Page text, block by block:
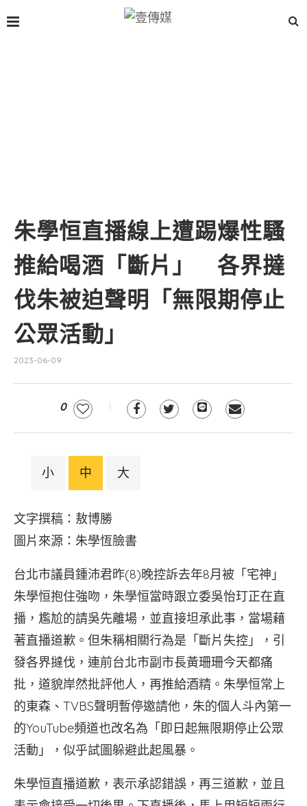
朱學恒直播線上遭踢爆性騷
推給喝酒「斷片」 各界撻
伐朱被迫聲明「無限期停止
公眾活動」
2023-06-09
0
小 中 大
文字撰稿：敖博勝
圖片來源：朱學恆臉書
台北市議員鍾沛君昨(8)晚控訴去年8月被「宅神」
朱學恒抱住強吻，朱學恒當時跟立委吳怡玎正在直
播，尷尬的請吳先離場，並直接坦承此事，當場藉
著直播道歉。但朱稱相關行為是「斷片失控」，引
發各界撻伐，連前台北市副市長黃珊珊今天都痛
批，道貌岸然批評他人，再推給酒精。朱學恒常上
的東森、TVBS聲明暫停邀請他，朱的個人斗內第一
的YouTube頻道也改名為「即日起無限期停止公眾
活動」，似乎試圖躲避此起風暴。
朱學恒直播道歉，表示承認錯誤，再三道歉，並且